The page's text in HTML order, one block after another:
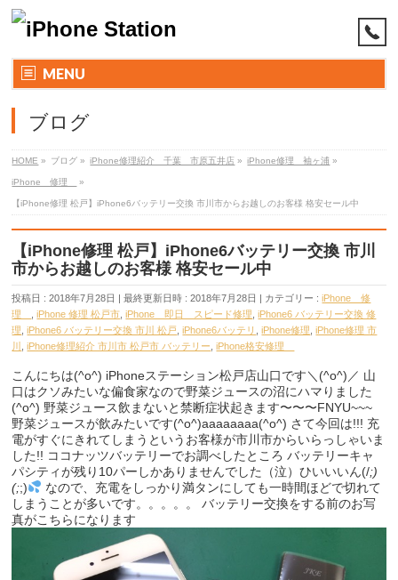
MENU
ブログ
HOME » ブログ » iPhone修理紹介 千葉 市原五井店 » iPhone修理 袖ヶ浦 »
iPhone 修理 »
【iPhone修理 松戸】iPhone6バッテリー交換 市川市からお越しのお客様 格安セール中
【iPhone修理 松戸】iPhone6バッテリー交換 市川
市からお越しのお客様 格安セール中
投稿日 : 2018年7月28日 最終更新日時 : 2018年7月28日 カテゴリー :iPhone 修
理
,iPhone 修理 松戸市 ,iPhone 即日 スピード修理 ,iPhone6 バッテリー交換 修
理 ,iPhone6 バッテリー交換 市川 松戸 ,iPhone6バッテリ ,iPhone修理 ,iPhone修理 市
川
,iPhone修理紹介 市川市 松戸市 バッテリー ,iPhone格安修理
こんにちは(^o^) iPhoneステーション松戸店山口です＼(^o^)／ 山
口はクソみたいな偏食家なので野菜ジュースの沼にハマりました
(^o^) 野菜ジュース飲まないと禁断症状起きます〜〜〜FNYU~~~
野菜ジュースが飲みたいです(^o^)aaaaaaaa(^o^) さて今回は!!! 充
電がすぐにきれてしまうというお客様が市川市からいらっしゃいま
した!! ココナッツバッテリーでお調べしたところ バッテリーキャ
パシティが残り10パーしかありませんでした（泣）ひいいいん(/;)
(;;)
なので、充電をしっかり満タンにしても一時間ほどで切れて
しまうことが多いです。。。。。 バッテリー交換をする前のお写
真がこちらになります